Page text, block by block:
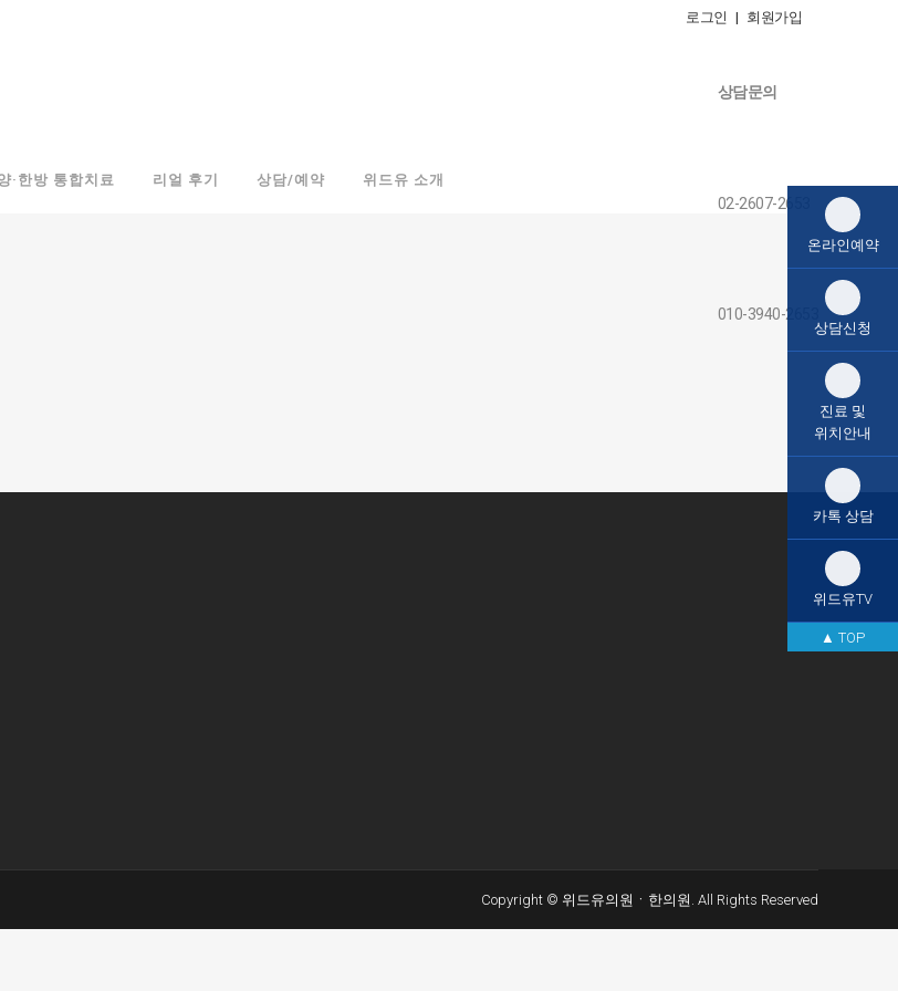
로그인 | 회원가입
상담문의
02-2607-2653
010-3940-2653
·한방 통합치료 리얼 후기 상담/예약 위드유 소개
Copyright © 위드유의원ㆍ한의원. All Rights Reserved
온라인예약
상담신청
진료 및
위치안내
카톡 상담
위드유TV
▲ TOP